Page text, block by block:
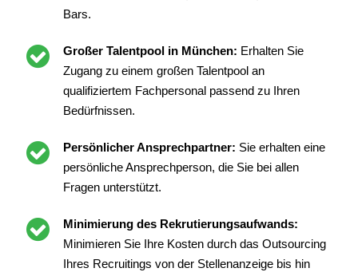
Bars.
Großer Talentpool in München: Erhalten Sie
Zugang zu einem großen Talentpool an
qualifiziertem Fachpersonal passend zu Ihren
Bedürfnissen.
Persönlicher Ansprechpartner: Sie erhalten eine
persönliche Ansprechperson, die Sie bei allen
Fragen unterstützt.
Minimierung des Rekrutierungsaufwands:
Minimieren Sie Ihre Kosten durch das Outsourcing
Ihres Recruitings von der Stellenanzeige bis hin